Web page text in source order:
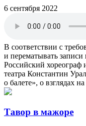
6 сентября 2022
В соответствии с
и перематывать записи
Российский хореограф
театра Константин
о балете», о взглядах
Тавор в мажоре